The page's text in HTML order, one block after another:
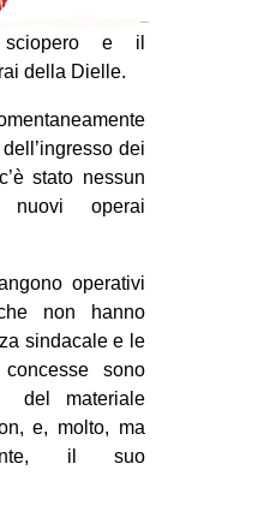
e il
della Dielle.
dei
stato nessun
operai
operativi
non hanno
sindacale e le
concesse sono
del materiale
e, molto, ma
il suo